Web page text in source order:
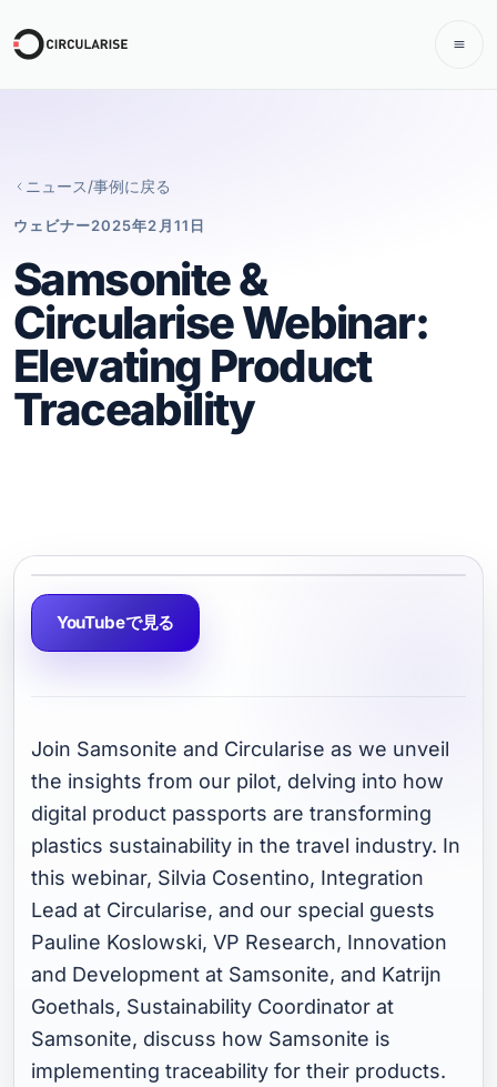
ニュース/事例に戻る
ウェビナー2025年2月11日
Samsonite &
Circularise Webinar:
Elevating Product
Traceability
YouTubeで見る
Join Samsonite and Circularise as we unveil
the insights from our pilot, delving into how
digital product passports are transforming
plastics sustainability in the travel industry. In
this webinar, Silvia Cosentino, Integration
Lead at Circularise, and our special guests
Pauline Koslowski, VP Research, Innovation
and Development at Samsonite, and Katrijn
Goethals, Sustainability Coordinator at
Samsonite, discuss how Samsonite is
implementing traceability for their products.